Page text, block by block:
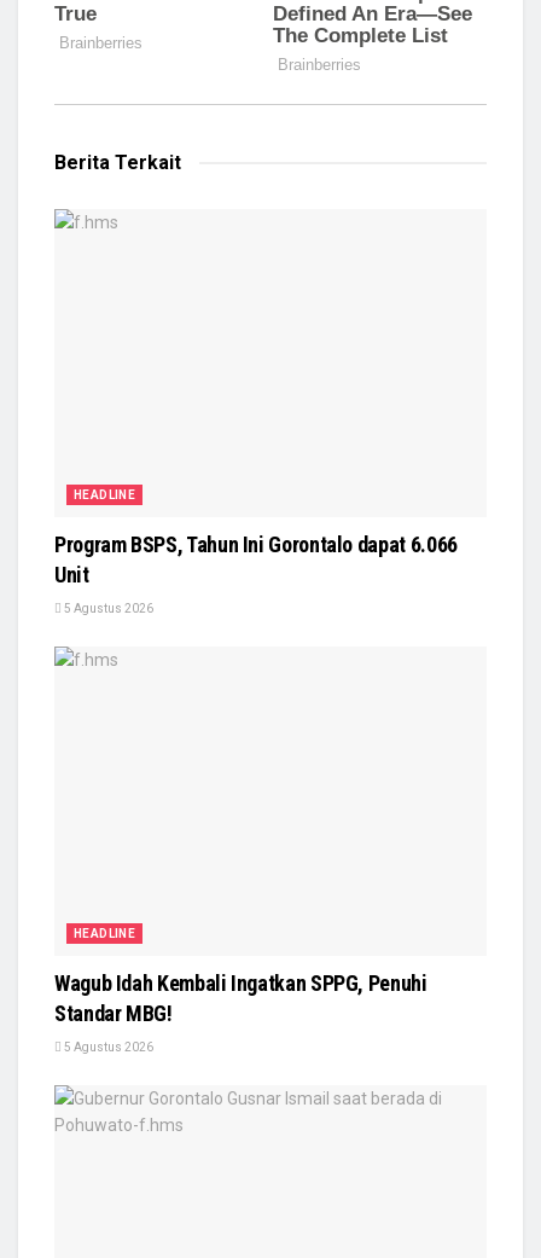
Berita Terkait
HEADLINE
Program BSPS, Tahun Ini Gorontalo dapat 6.066
Unit
5 Agustus 2026
HEADLINE
Wagub Idah Kembali Ingatkan SPPG, Penuhi
Standar MBG!
5 Agustus 2026